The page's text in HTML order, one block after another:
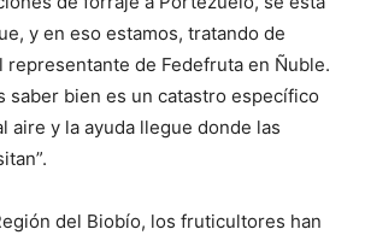
y en eso estamos, tratando de
representante de Fedefruta en Ñuble.
saber bien es un catastro específico
aire y la ayuda llegue donde las
del Biobío, los fruticultores han